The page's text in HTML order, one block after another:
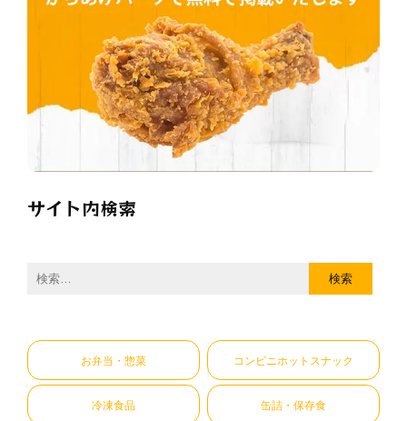
サイト内検索
検
お弁当・惣菜 コンビニホットスナック
冷凍食品 缶詰・保存食